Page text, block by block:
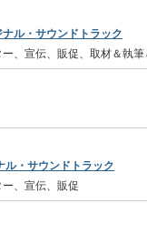
ル・サウンドトラック
、宣伝、販促、取材＆執
ル・サウンドトラック
、宣伝、販促